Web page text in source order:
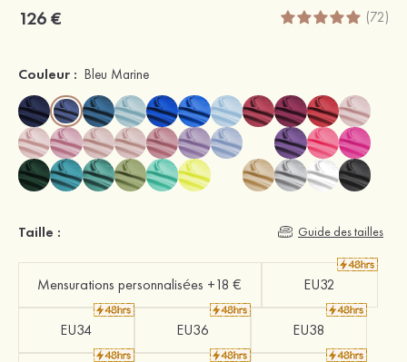
126 € (72)
Couleur : Bleu Marine
Taille : Guide des tailles
Mensurations personnalisées +18 € EU32
EU34 EU36 EU38